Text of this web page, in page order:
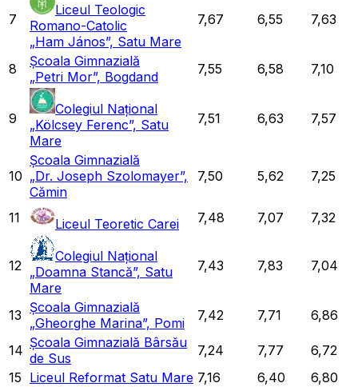
7
Liceul Teologic
Romano-Catolic
„Ham János”, Satu Mare
7,67 6,55 7,63
8
Școala Gimnazială
„Petri Mor”, Bogdand
7,55 6,58 7,10
9
Colegiul Național
„Kölcsey Ferenc”, Satu
Mare
7,51 6,63 7,57
10
Școala Gimnazială
„Dr. Joseph Szolomayer”,
Cămin
7,50 5,62 7,25
11 Liceul Teoretic Carei 7,48 7,07 7,32
12
Colegiul Național
„Doamna Stancă”, Satu
Mare
7,43 7,83 7,04
13 Școala Gimnazială
„Gheorghe Marina”, Pomi
7,42 7,71 6,86
14 Școala Gimnazială Bârsău
de Sus
7,24 7,77
6,72
15 Liceul Reformat Satu Mare 7,16 6,40
6,80